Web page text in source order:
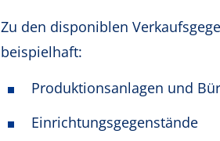
Zu den disponiblen
beispielhaft:
Produktionsanlagen und
Einrichtungsgegenstände